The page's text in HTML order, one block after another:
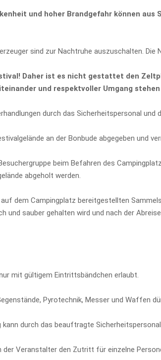
und hoher Brandgefahr können
sind zur Nachtruhe auszuschalten. Die
Daher ist es nicht gestattet den
und respektvoller Umgang
durch das Sicherheitspersonal und
an der Bonbude abgegeben und
beim Befahren des
abgeholt werden.
dem Campingplatz bereitgestellten
und sauber gehalten wird und nach der
mit gültigem Eintrittsbändchen erlaubt.
Pyrotechnik, Messer und Waffen
kann durch das beauftragte
der Veranstalter den Zutritt für einzelne